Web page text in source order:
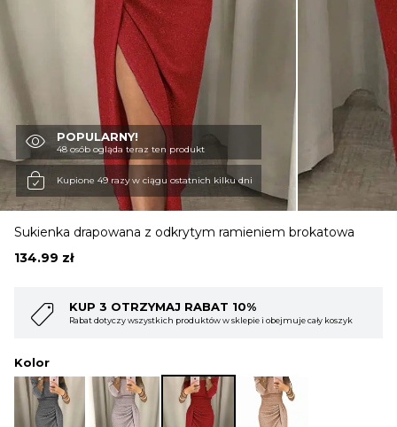
OBUWIE
BIELIZNA
SWETRY
OKRYCIA WIERZCHNIE
POPULARNY!
48 osób ogląda teraz ten produkt
Kupione 49 razy w ciągu ostatnich kilku dni
Sukienka drapowana z odkrytym ramieniem brokatowa
134.99 zł
cały koszyk
KUP 4 OTRZYMAJ RABAT 15%
Rabat dotyczy wszystkich produktów w sklepie i obejmuje
Kolor